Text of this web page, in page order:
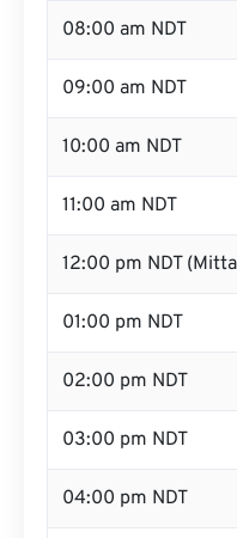
08:00 am NDT
09:00 am NDT
10:00 am NDT
11:00 am NDT
12:00 pm NDT
01:00 pm NDT
02:00 pm NDT
03:00 pm NDT
04:00 pm NDT